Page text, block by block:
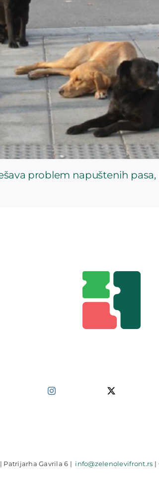
problem napuštenih pasa,
Patrijarha Gavrila 6 | info@zelenolevifront.rs |